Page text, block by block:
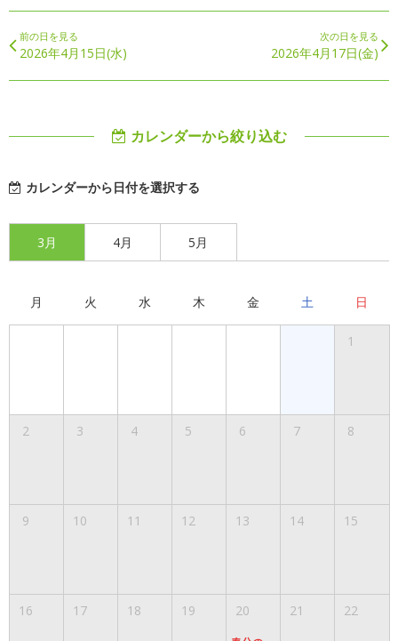
前の日を見る
2026年4月15日(水)
次の日を見る
2026年4月17日(金)
カレンダーから絞り込む
カレンダーから日付を選択する
3月 4月 5月
月 火 水 木 金 土 日
1
2 3 4 5 6 7 8
9 10 11 12 13 14 15
16 17 18 19 20 21 22